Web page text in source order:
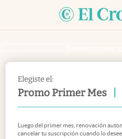
Elegiste el:
Promo Primer Mes
Luego del primer mes, renovación
cancelar tu suscripción cuando lo